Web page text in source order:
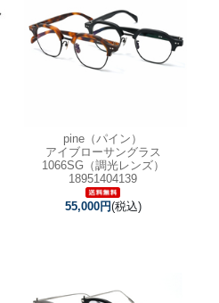
pine（パイン）
アイブローサングラス
1066SG（調光レンズ）
18951404139
55,000円(税込)